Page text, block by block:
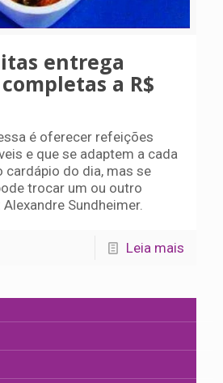
entrega
a R$
é oferecer refeições
e que se adaptem a cada
cardápio do dia, mas se
trocar um ou outro
Sundheimer.
Leia mais